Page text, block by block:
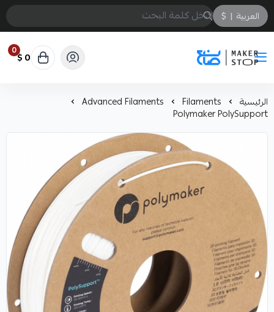
العربية |
$
صانع
0 0 $
الرئيسية Filaments
Advanced Filaments
Polymaker PolySupport